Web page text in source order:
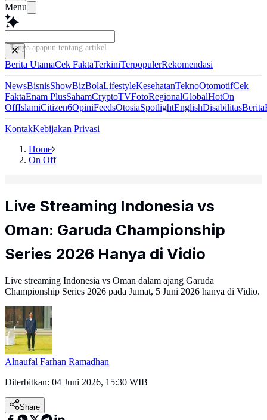
Menu
Tanya apapun tentang artikel ini...
Berita UtamaCek FaktaTerkiniTerpopulerRekomendasi
NewsBisnisShowBizBolaLifestyleKesehatanTeknoOtomotifCek
FaktaEnam PlusSahamCryptoTVFotoRegionalGlobalHotOn
OffIslamiCitizen6OpiniFeedsOtosiaSpotlightEnglishDisabilitasBerita
KontakKebijakan Privasi
Home
On Off
Live Streaming Indonesia vs
Oman: Garuda Championship
Series 2026 Hanya di Vidio
Live streaming Indonesia vs Oman dalam ajang Garuda
Championship Series 2026 pada Jumat, 5 Juni 2026 hanya di Vidio.
Alnaufal Farhan Ramadhan
Diterbitkan: 04 Juni 2026, 15:30 WIB
Share